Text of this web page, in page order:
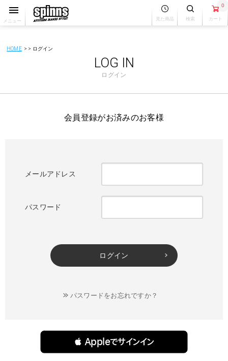
メニュー 見た商品 検索
0
カート
HOME ログイン
LOG IN
ログイン
会員登録がお済みのお客様
メールアドレス
パスワード
ログイン
パスワードをお忘れですか？
 Appleでサインイン